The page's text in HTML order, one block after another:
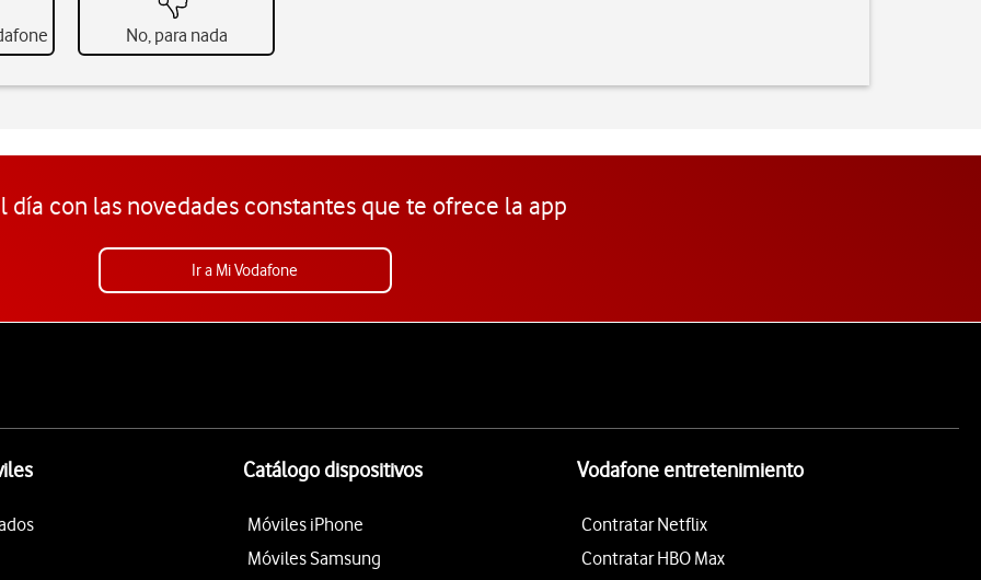
No, para nada
día con las novedades constantes que te ofrece la app
Ir a Mi Vodafone
Catálogo dispositivos
Móviles iPhone
Móviles Samsung
Vodafone entretenimiento
Contratar Netflix
Contratar HBO Max